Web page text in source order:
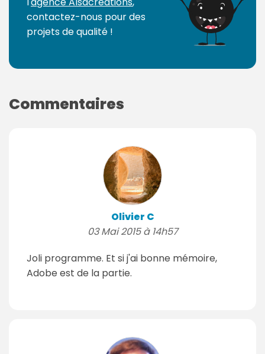
contactez-nous pour des
projets de qualité !
Commentaires
Olivier C
03 Mai 2015 à 14h57
Joli programme. Et si j'ai bonne mémoire,
Adobe est de la partie.